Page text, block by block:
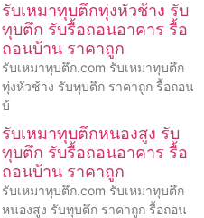
รับเหมาทุบตึกทุ่งหัวช้าง รับ
ทุบตึก รับรื้อถอนอาคาร รื้อ
ถอนบ้าน ราคาถูก
รับเหมาทุบตึก.com รับเหมาทุบตึก
ทุ่งหัวช้าง รับทุบตึก ราคาถูก รื้อถอน
บ้
รับเหมาทุบตึกหนองสูง รับ
ทุบตึก รับรื้อถอนอาคาร รื้อ
ถอนบ้าน ราคาถูก
รับเหมาทุบตึก.com รับเหมาทุบตึก
หนองสูง รับทุบตึก ราคาถูก รื้อถอน